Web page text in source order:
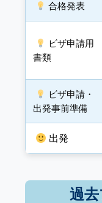
合格発表
ビザ申請用
書類
ビザ申請・
出発事前準備
出発
過